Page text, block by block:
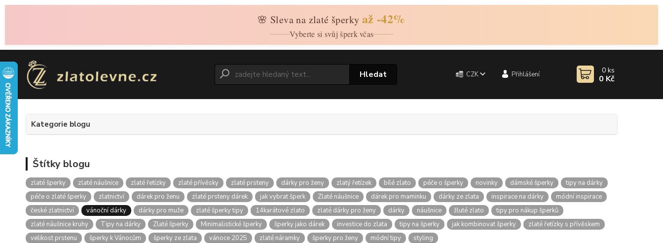
🌸 Sleva na zlaté šperky až -42%
Vyberte si svůj šperk včas
CZK Přihlášení
Hledat 0 ks
0 Kč
Kategorie blogu
Štítky blogu
zlaté šperky zlaté náušnice zlaté řetízky zlaté přívěsky zlaté prsteny dárky pro ženy zlatý řetízek bílé zlato péče o šperky novinky dámské šperky
tipy na dárky
péče o zlaté šperky
zlatnictví dárek pro ženu zlaté prsteny dárek jak vybrat šperk Zlaté náušnice dárek pro maminku dárky ze zlata inspirace na dárky
módní inspirace
české zlatnictví
vánoční dárky dárky pro muže zlaté šperky tipy 14karátové zlato zlaté dárky pro ženy dárky náušnice žluté zlato
tipy pro nákup šperků
zlaté náušnice kruhy
Tipy na dárky Zlaté šperky Minimalistické šperky šperky jako dárek investice do zlata tipy na šperky jak kombinovat šperky
zlaté řetízky s přívěskem
velikost prstenu
šperky k Vánocům šperky ze zlata vánoce 2025 zlaté náramky šperky pro ženy módní tipy styling